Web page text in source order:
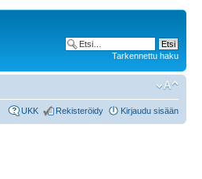
Tarkennettu haku
UKK Rekisteröidy Kirjaudu sisään